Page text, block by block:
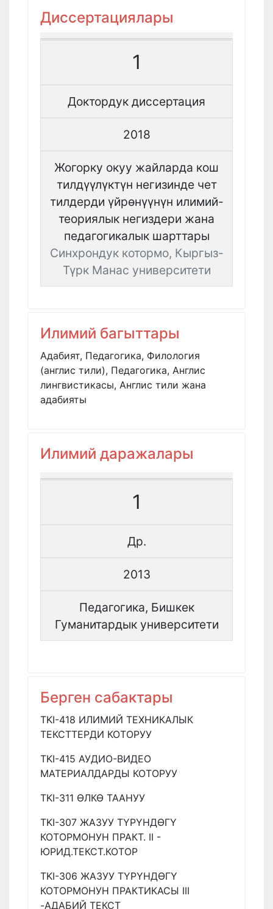
Диссертациялары
1
Доктордук диссертация
2018
Жогорку окуу жайларда кош
тилдүүлүктүн негизинде чет
тилдерди үйрөнүүнүн илимий-
теориялык негиздери жана
педагогикалык шарттары
Синхрондук котормо, Кыргыз-
Түрк Манас университети
Илимий багыттары
Адабият, Педагогика, Филология
(англис тили), Педагогика, Англис
лингвистикасы, Англис тили жана
адабияты
Илимий даражалары
1
Др.
2013
Педагогика, Бишкек
Гуманитардык университети
Берген сабактары
TKI-418 ИЛИМИЙ ТЕХНИКАЛЫК
ТЕКСТТЕРДИ КОТОРУУ
TKI-415 АУДИО-ВИДЕО
МАТЕРИАЛДАРДЫ КОТОРУУ
TKI-311 ӨЛКӨ ТААНУУ
TKI-307 ЖАЗУУ ТҮРҮНДӨГҮ
КОТОРМОНУН ПРАКТ. II -
ЮРИД.ТЕКСТ.КОТОР
TKI-306 ЖАЗУУ ТҮРҮНДӨГҮ
КОТОРМОНУН ПРАКТИКАСЫ III
-АДАБИЙ ТЕКСТ